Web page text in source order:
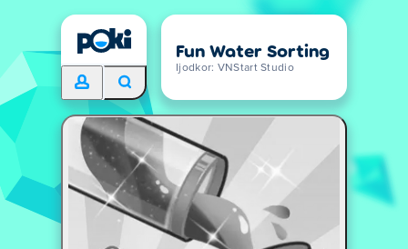
Fun Water Sorting
Ijodkor: VNStart Studio